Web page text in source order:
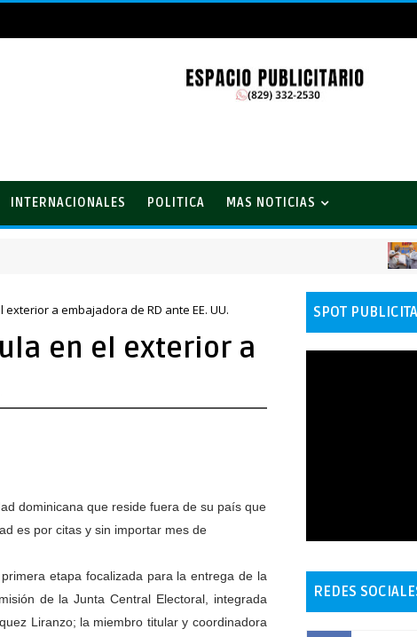
INTERNACIONALES POLITICA MAS NOTICIAS
a embajadora de RD ante EE. UU.
en el exterior a
dominicana que reside fuera de su país que
es por citas y sin importar mes de
etapa focalizada para la entrega de la
de la Junta Central Electoral, integrada
Liranzo; la miembro titular y coordinadora
SPOT
REDES